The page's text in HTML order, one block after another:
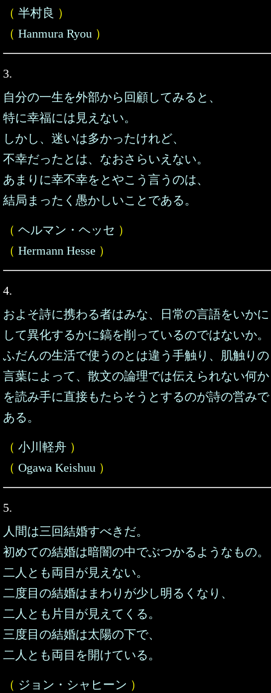
（ 半村良 ）
（ Hanmura Ryou ）
3.
自分の一生を外部から回顧してみると、
特に幸福には見えない。
しかし、迷いは多かったけれど、
不幸だったとは、なおさらいえない。
あまりに幸不幸をとやこう言うのは、
結局まったく愚かしいことである。
（ ヘルマン・ヘッセ ）
（ Hermann Hesse ）
4.
およそ詩に携わる者はみな、日常の言語をいかに
して異化するかに鎬を削っているのではないか。
ふだんの生活で使うのとは違う手触り、肌触りの
言葉によって、散文の論理では伝えられない何か
を読み手に直接もたらそうとするのが詩の営みで
ある。
（ 小川軽舟 ）
（ Ogawa Keishuu ）
5.
人間は三回結婚すべきだ。
初めての結婚は暗闇の中でぶつかるようなもの。
二人とも両目が見えない。
二度目の結婚はまわりが少し明るくなり、
二人とも片目が見えてくる。
三度目の結婚は太陽の下で、
二人とも両目を開けている。
（ ジョン・シャヒーン ）